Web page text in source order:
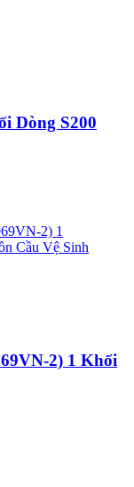
Dòng S200
2) 1 Khối